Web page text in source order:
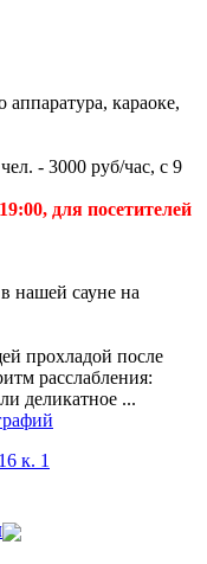
караоке,
- 3000 руб/час, с 9
для посетителей
нашей сауне на
прохладой после
расслабления:
деликатное ...
к. 1